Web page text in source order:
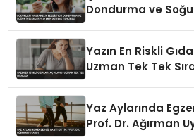
Dondurma ve
Yazın En Riskli
Uzman Tek Tek
Yaz Aylarında
Prof. Dr. Ağırman